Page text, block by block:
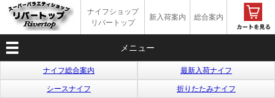
ナイフショップ
リバートップ
新入荷案内 総合案内
メニュー
ナイフ総合案内 最新入荷ナイフ
シースナイフ 折りたたみナイフ